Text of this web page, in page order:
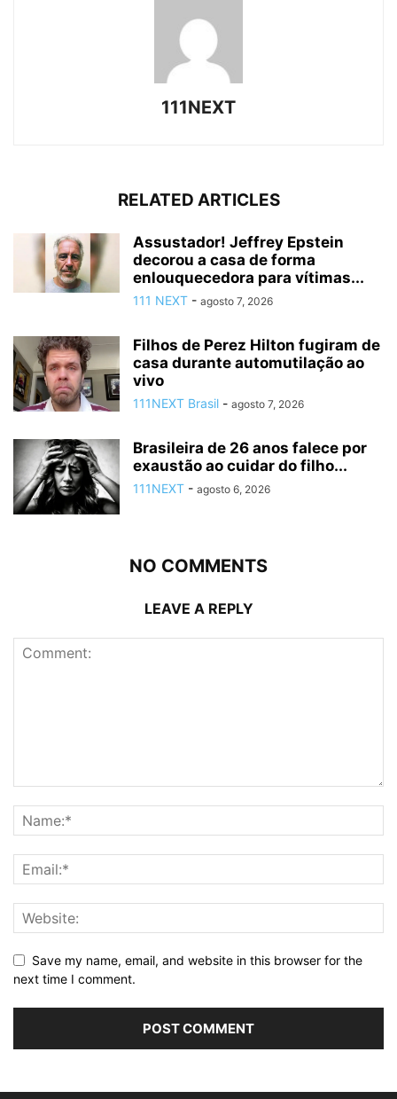
111NEXT
RELATED ARTICLES
Assustador! Jeffrey Epstein
decorou a casa de forma
enlouquecedora para vítimas...
111 NEXT - agosto 7, 2026
Filhos de Perez Hilton fugiram de
casa durante automutilação ao
vivo
111NEXT Brasil - agosto 7, 2026
Brasileira de 26 anos falece por
exaustão ao cuidar do filho...
111NEXT - agosto 6, 2026
NO COMMENTS
LEAVE A REPLY
Save my name, email, and website in this browser for the
next time I comment.